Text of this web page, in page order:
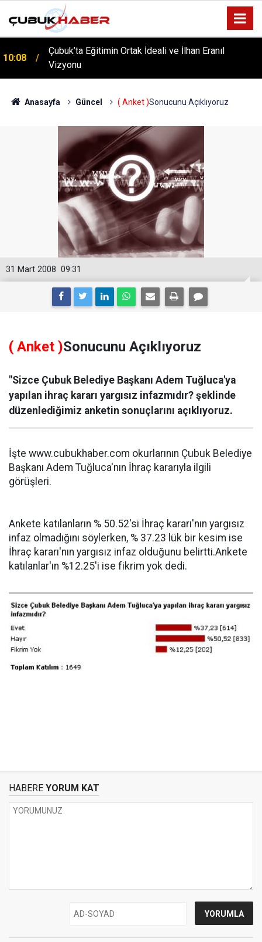
10:08
Çubuk’ta Eğitimin Ortak İdeali ve İlhan Eranıl
12:06
ÇUBUK’TA ‘YAZA MERHABA’ COŞKUSU: Kursiyerler
Gönüllerince Eğlendi!
Anasayfa Güncel ( Anket )Sonucunu Açıklıyoruz
09:31
31 Mart 2008
( Anket )Sonucunu Açıklıyoruz
"Sizce Çubuk Belediye Başkanı Adem Tuğluca'ya
yapılan ihraç kararı yargısız infazmıdır? şeklinde
düzenlediğimiz anketin sonuçlarını açıklıyoruz.
İşte www.cubukhaber.com okurlarının Çubuk Belediye
Başkanı Adem Tuğluca'nın İhraç kararıyla ilgili
görüşleri.
Ankete katılanların % 50.52'si İhraç kararı'nın yargısız
infaz olmadığını söylerken, % 37.23 lük bir kesim ise
İhraç kararı'nın yargısız infaz olduğunu belirtti.Ankete
katılanlar'ın %12.25'i ise fikrim yok dedi.
HABERE YORUM KAT